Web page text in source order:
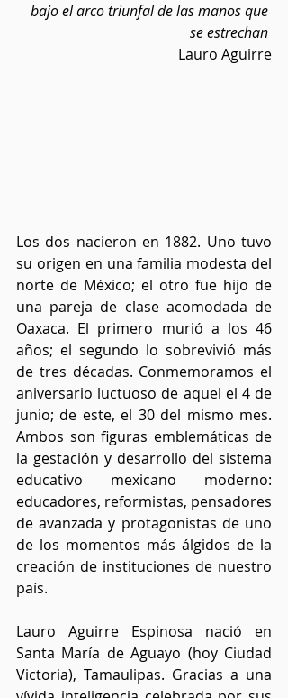
se estrechan
Lauro Aguirre
Los dos nacieron en 1882. Uno tuvo
su origen en una familia modesta del
norte de México; el otro fue hijo de
una pareja de clase acomodada de
Oaxaca. El primero murió a los 46
años; el segundo lo sobrevivió más
de tres décadas. Conmemoramos el
aniversario luctuoso de aquel el 4 de
junio; de este, el 30 del mismo mes.
Ambos son figuras emblemáticas de
la gestación y desarrollo del sistema
educativo mexicano moderno:
educadores, reformistas, pensadores
de avanzada y protagonistas de uno
de los momentos más álgidos de la
creación de instituciones de nuestro
país.
Lauro Aguirre Espinosa nació en
Santa María de Aguayo (hoy Ciudad
Victoria), Tamaulipas. Gracias a una